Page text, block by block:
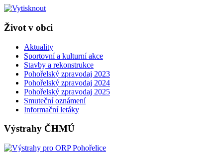
Život v obci
Aktuality
Sportovní a kulturní akce
Stavby a rekonstrukce
Pohořelský zpravodaj 2023
Pohořelský zpravodaj 2024
Pohořelský zpravodaj 2025
Smuteční oznámení
Informační letáky
Výstrahy ČHMÚ